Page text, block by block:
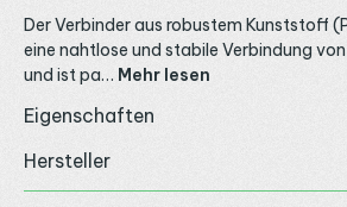
Der Verbinder aus robustem Kunststoff
eine nahtlose und stabile Verbindung
und ist pa… Mehr lesen
Eigenschaften
Hersteller